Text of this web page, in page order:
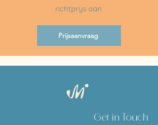
richtprijs aan.
Prijsaanvraag
Get in Touch